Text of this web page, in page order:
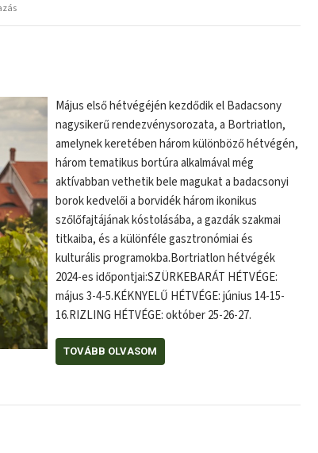
Május első hétvégéjén kezdődik el Badacsony
nagysikerű rendezvénysorozata, a Bortriatlon,
amelynek keretében három különböző hétvégén,
három tematikus bortúra alkalmával még
aktívabban vethetik bele magukat a badacsonyi
borok kedvelői a borvidék három ikonikus
szőlőfajtájának kóstolásába, a gazdák szakmai
titkaiba, és a különféle gasztronómiai és
kulturális programokba.Bortriatlon hétvégék
2024-es időpontjai:SZÜRKEBARÁT HÉTVÉGE:
május 3-4-5.KÉKNYELŰ HÉTVÉGE: június 14-15-
16.RIZLING HÉTVÉGE: október 25-26-27.
TOVÁBB OLVASOM